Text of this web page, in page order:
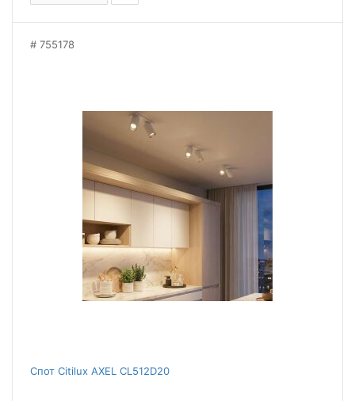
755178
Спот Citilux AXEL CL512D20